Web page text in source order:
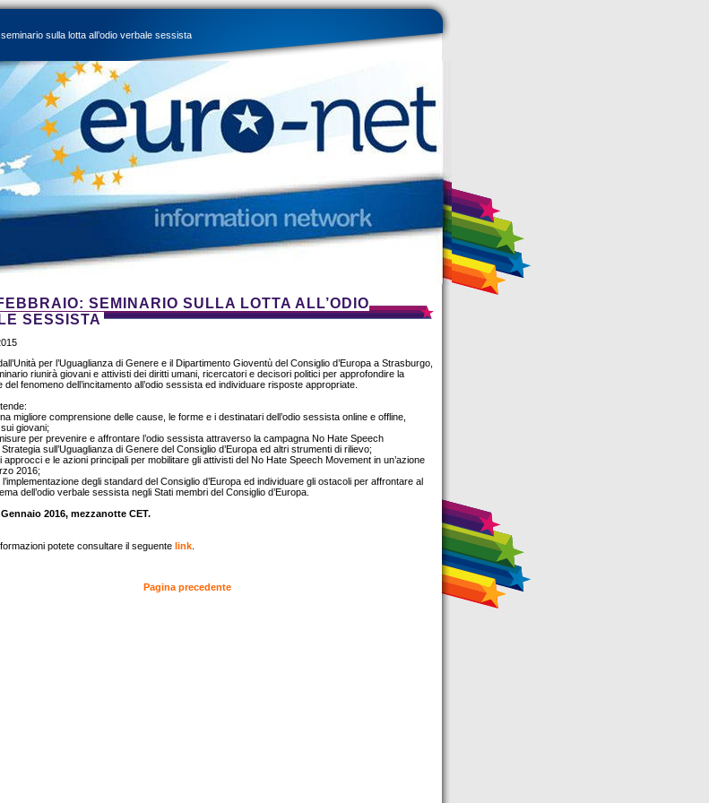
sulla lotta all’odio verbale sessista
SEMINARIO SULLA LOTTA ALL’ODIO
SESSISTA
per l’Uguaglianza di Genere e il Dipartimento Gioventù del Consiglio d’Europa a Strasburgo,
riunirà giovani e attivisti dei diritti umani, ricercatori e decisori politici per approfondire la
del fenomeno dell’incitamento all’odio sessista ed individuare risposte appropriate.
migliore comprensione delle cause, le forme e i destinatari dell’odio sessista online e offline,
giovani;
per prevenire e affrontare l’odio sessista attraverso la campagna No Hate Speech
sull’Uguaglianza di Genere del Consiglio d’Europa ed altri strumenti di rilievo;
approcci e le azioni principali per mobilitare gli attivisti del No Hate Speech Movement in un’azione
2016;
degli standard del Consiglio d’Europa ed individuare gli ostacoli per affrontare al
dell’odio verbale sessista negli Stati membri del Consiglio d’Europa.
2016, mezzanotte CET.
potete consultare il seguente link
Pagina precedente